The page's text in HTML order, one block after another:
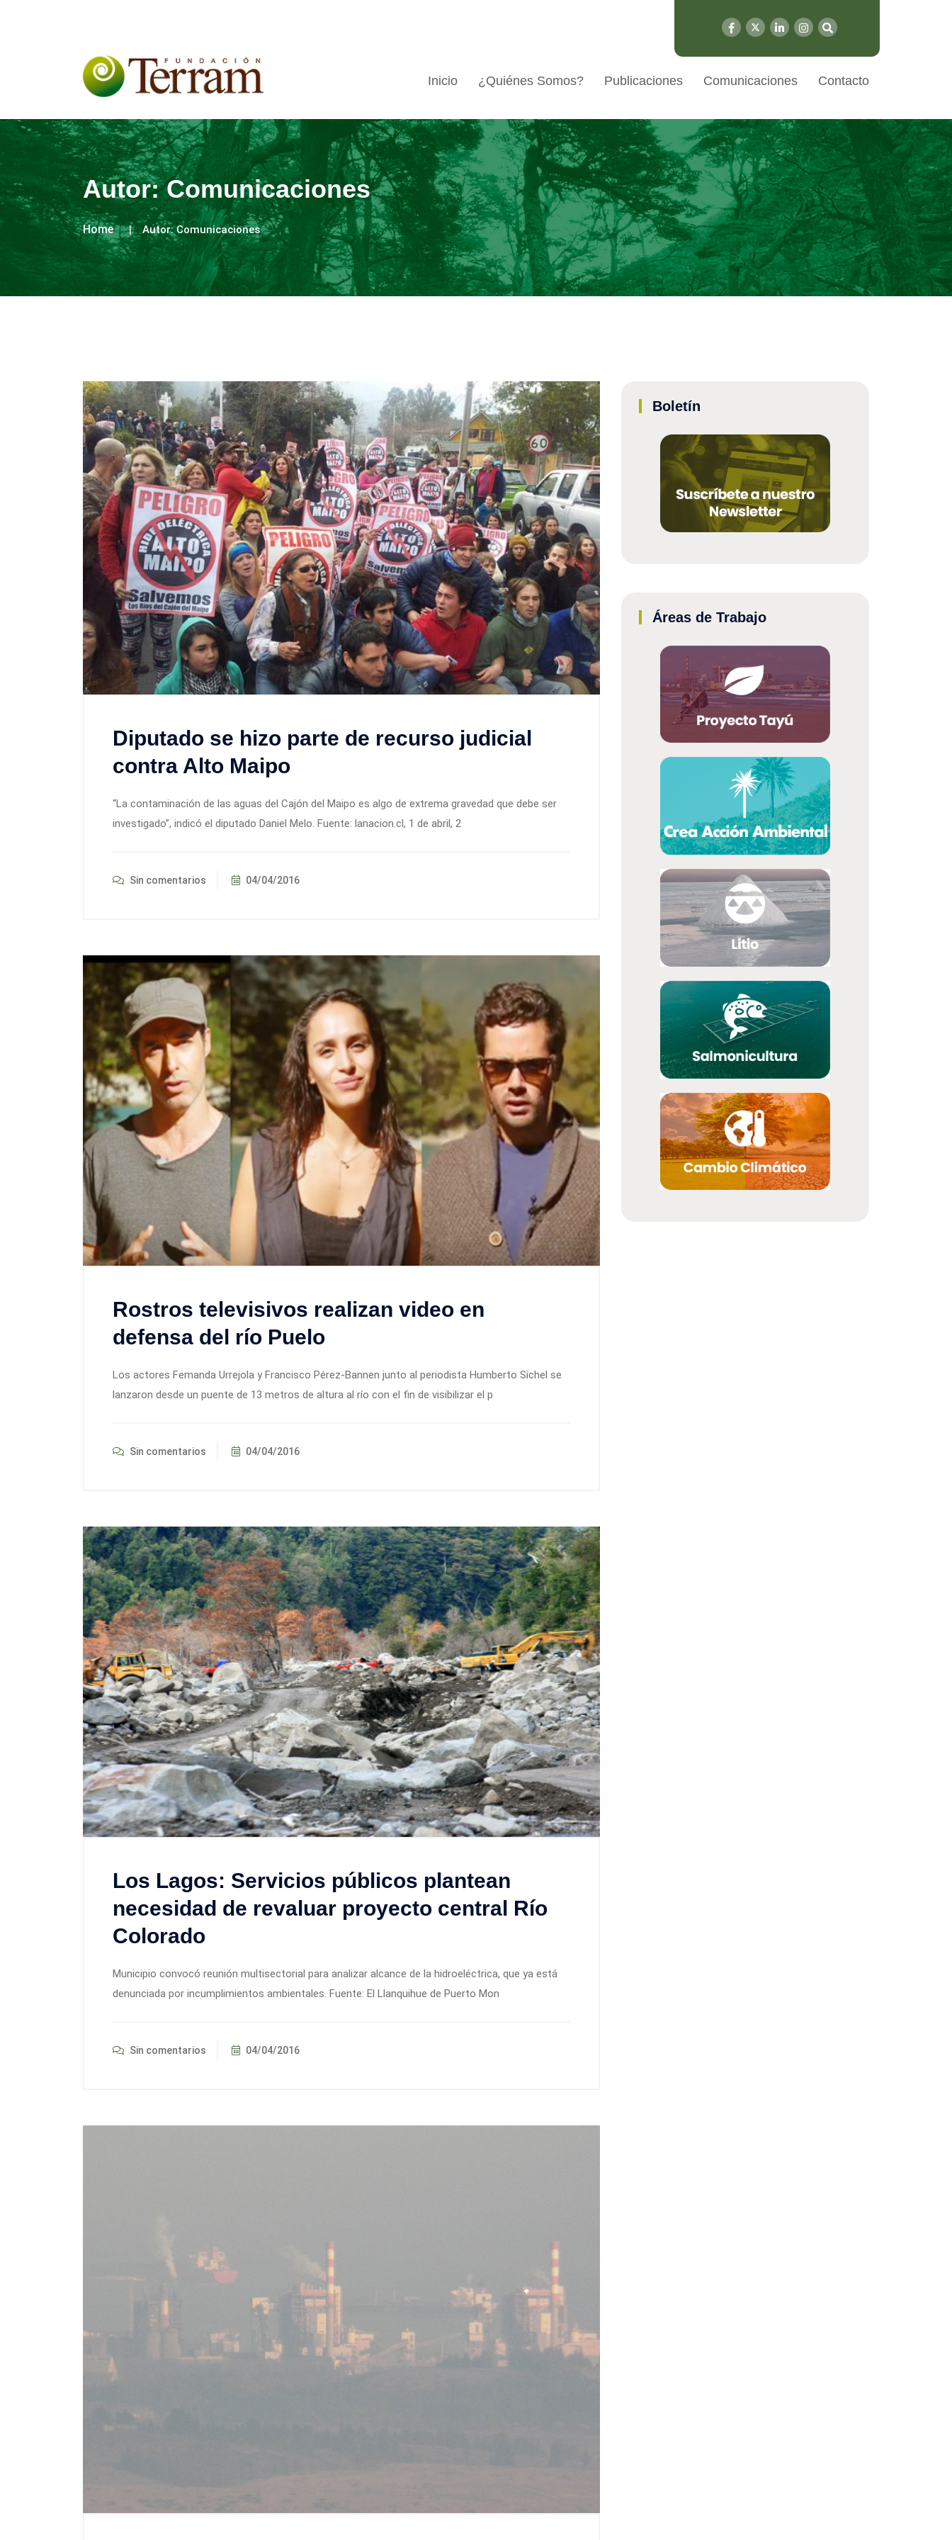
Inicio ¿Quiénes Somos? Publicaciones Comunicaciones Contacto
Autor:Comunicaciones
Home Autor:Comunicaciones
Diputado se hizo parte de recurso judicial
contra Alto Maipo
“La contaminación de las aguas del Cajón del Maipo es algo de extrema gravedad que debe ser
investigado”, indicó el diputado Daniel Melo. Fuente: lanacion.cl, 1 de abril, 2
Sin comentarios 04/04/2016
Rostros televisivos realizan video en
defensa del río Puelo
Los actores Femanda Urrejola y Francisco Pérez-Bannen junto al periodista Humberto Sichel se
lanzaron desde un puente de 13 metros de altura al río con el fin de visibilizar el p
Sin comentarios 04/04/2016
Los Lagos: Servicios públicos plantean
necesidad de revaluar proyecto central Río
Colorado
Municipio convocó reunión multisectorial para analizar alcance de la hidroeléctrica, que ya está
denunciada por incumplimientos ambientales. Fuente: El Llanquihue de Puerto Mon
Sin comentarios 04/04/2016
Boletín
Áreas de Trabajo